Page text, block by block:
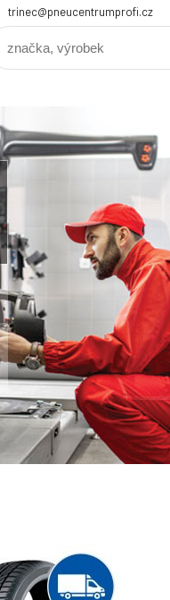
trinec@pneucentrumprofi.cz